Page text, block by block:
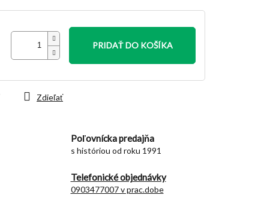
PRIDAŤ DO KOŠÍKA
Poľovnícka predajňa
s históriou od roku 1991
Telefonické objednávky
0903477007 v prac.dobe
Zdieľať